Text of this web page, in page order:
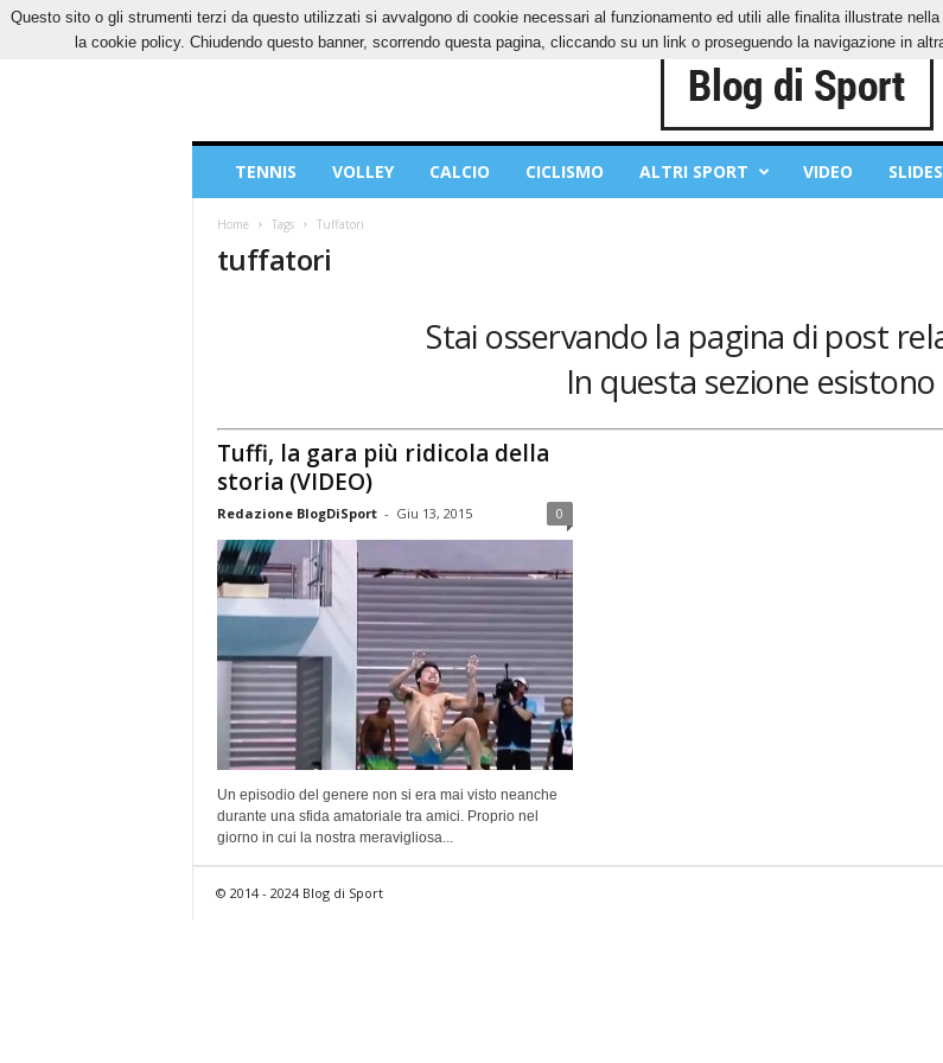
SABATO, 8 AGOSTO 2026 CONTATTI COOKIES PRIVACY POLICY
Sport
TENNIS VOLLEY CALCIO CICLISMO ALTRI SPORT VIDEO SLIDES
Home Tags Tuffatori
tuffatori
Stai osservando la pagina di post
In questa sezione esistono
Tuffi, la gara più ridicola della
storia (VIDEO)
Redazione BlogDiSport - Giu 13, 2015 0
Un episodio del genere non si era mai visto neanche
durante una sfida amatoriale tra amici. Proprio nel
giorno in cui la nostra meravigliosa...
© 2014 - 2024 Blog di Sport
Questo sito o gli strumenti terzi da questo utilizzati si avvalgono di cookie necessari al funzionamento ed utili alle finalita illustrate
la cookie policy. Chiudendo questo banner, scorrendo questa pagina, cliccando su un link o proseguendo la navigazione in